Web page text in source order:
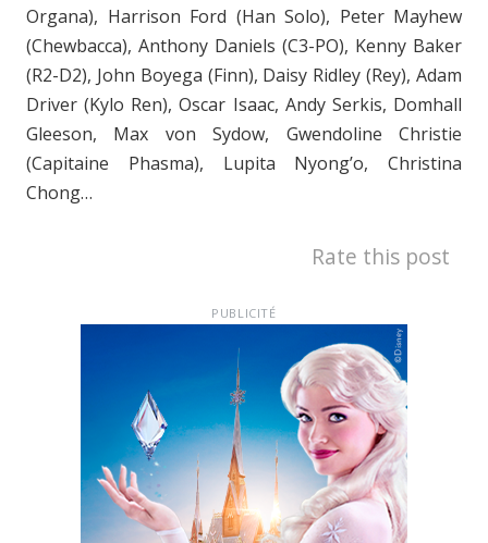
Organa), Harrison Ford (Han Solo), Peter Mayhew
(Chewbacca), Anthony Daniels (C3-PO), Kenny Baker
(R2-D2), John Boyega (Finn), Daisy Ridley (Rey), Adam
Driver (Kylo Ren), Oscar Isaac, Andy Serkis, Domhall
Gleeson, Max von Sydow, Gwendoline Christie
(Capitaine Phasma), Lupita Nyong’o, Christina
Chong…
Rate this post
PUBLICITÉ